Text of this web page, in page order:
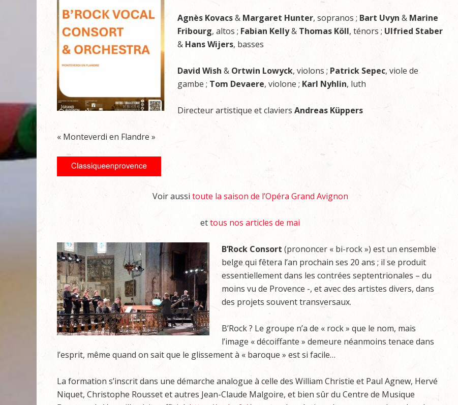
Agnès Kovacs& Margaret Hunter, sopranos ; Bart Uvyn & Marine
Fribourg, altos ; Fabian Kelly& Thomas Köll, ténors ; Ulfried Staber
& Hans Wijers, basses
David Wish & Ortwin Lowyck, violons ; Patrick Sepec, viole de
gambe ; Tom Devaere, violone ; Karl Nyhlin, luth
Directeur artistique et claviers Andreas Küppers
« Monteverdi en Flandre »
Voir aussitoute la saison de l’Opéra Grand Avignon
ettous nos articles de mai
B’Rock Consort (prononcer « bi-rock ») est un ensemble
belge qui fêtera l’an prochain ses 20 ans ; il se produit
essentiellement dans les contrées septentrionales – du
moins vu de Provence -, et avec des artistes divers, dans
des projets souvent transversaux.
B’Rock ? Le groupe n’a de « rock » que le nom, mais
l’image « décoiffante » demeure néanmoins tenace dans
l’esprit, même quand on sait que le glissement à « baroque » est si facile…
La formation s’inscrit dans une démarche analogue à celle des William Christie et Paul Agnew, Hervé
Niquet, Christophe Rousset et autres Jean-Claude Malgoire, et bien sûr du Centre de Musique